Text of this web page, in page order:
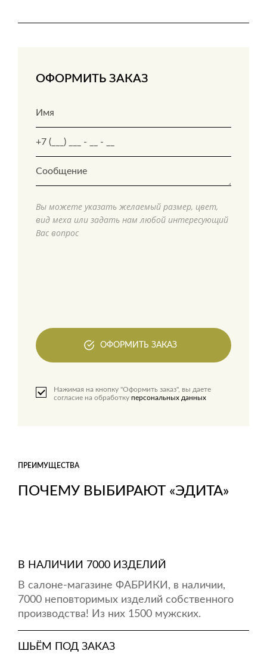
ОФОРМИТЬ ЗАКАЗ
Вы можете указать желаемый размер, цвет,
вид меха или задать нам любой интересующий
Вас вопрос
ОФОРМИТЬ ЗАКАЗ
Нажимая на кнопку "Оформить заказ", вы даете
согласие на обработку персональных данных
ПОЧЕМУ ВЫБИРАЮТ «ЭДИТА»
ПРЕИМУЩЕСТВА
В НАЛИЧИИ 7000 ИЗДЕЛИЙ
В салоне-магазине ФАБРИКИ, в наличии,
7000 неповторимых изделий собственного
производства! Из них 1500 мужских.
ШЬЁМ ПОД ЗАКАЗ